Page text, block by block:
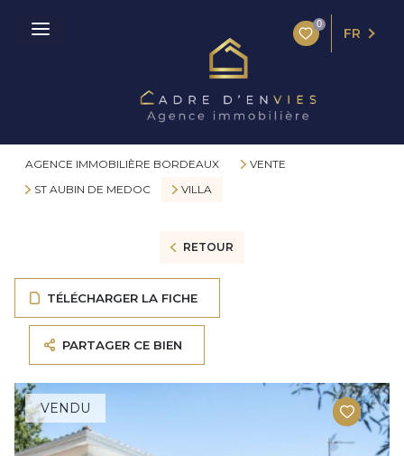
0
FR
AGENCE IMMOBILIÈRE BORDEAUX
VENTE
ST AUBIN DE MEDOC
VILLA
RETOUR
TÉLÉCHARGER LA FICHE
PARTAGER CE BIEN
VENDU